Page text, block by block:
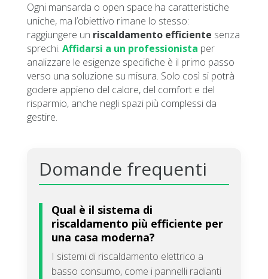
Ogni mansarda o open space ha caratteristiche
uniche, ma l’obiettivo rimane lo stesso:
raggiungere un riscaldamento efficiente senza
sprechi. Affidarsi a un professionista per
analizzare le esigenze specifiche è il primo passo
verso una soluzione su misura. Solo così si potrà
godere appieno del calore, del comfort e del
risparmio, anche negli spazi più complessi da
gestire.
Domande frequenti
Qual è il sistema di
riscaldamento più efficiente per
una casa moderna?
I sistemi di riscaldamento elettrico a
basso consumo, come i pannelli radianti